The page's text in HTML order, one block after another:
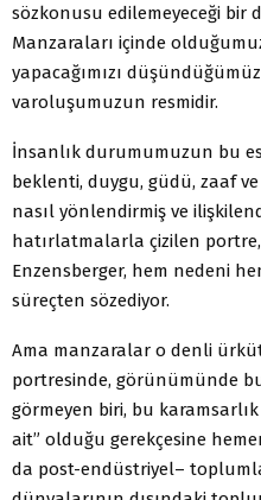
sözkonusu edilemeyeceği bir
Manzaraları içinde
yapacağımızı
varoluşumuzun resmidir.
İnsanlık durumumuzun bu
beklenti, duygu, güdü, zaaf
nasıl yönlendirmiş ve
hatırlatmalarla çizilen
Enzensberger, hem nedeni
süreçten sözediyor.
Ama manzaralar o denli
portresinde, görünümünde
görmeyen biri, bu
ait” olduğu gerekçesine
da post-endüstriyel–